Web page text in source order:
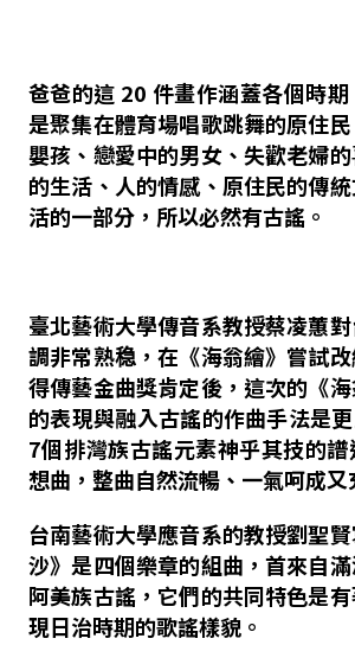
爸爸的這 20 件畫作涵蓋各個時
是聚集在體育場唱歌跳舞的原住
嬰孩、戀愛中的男女、失歡老婦
的生活、人的情感、原住民的傳
活的一部分，所以必然有古謠。
臺北藝術大學傳音系教授蔡凌蕙
調非常熟稳，在《海翁繪》嘗試
得傳藝金曲獎肯定後，這次的《
的表現與融入古謠的作曲手法是
7個排灣族古謠元素神乎其技的
想曲，整曲自然流暢、一氣呵成又
台南藝術大學應音系的教授劉聖
沙》是四個樂章的組曲，首來自
阿美族古謠，它們的共同特色是
現日治時期的歌謠樣貌。